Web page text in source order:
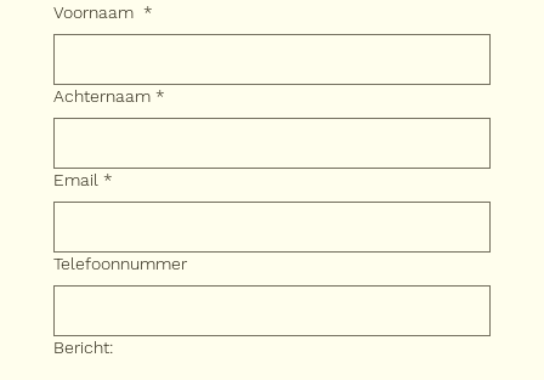
Voornaam *
Achternaam *
Email *
Telefoonnummer
Bericht: